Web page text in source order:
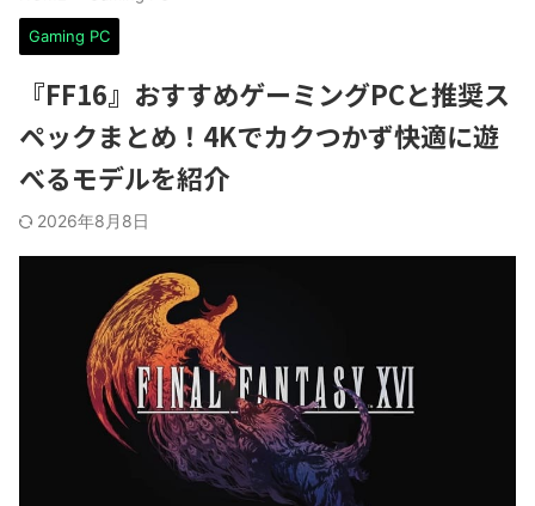
Gaming PC
『FF16』おすすめゲーミングPCと推奨ス
ペックまとめ！4Kでカクつかず快適に遊
べるモデルを紹介
2026年8月8日